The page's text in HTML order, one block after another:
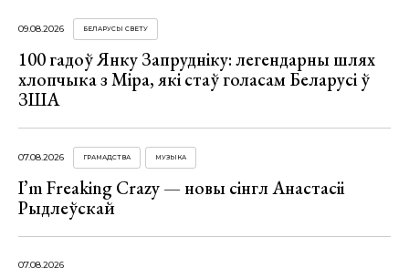
09.08.2026 БЕЛАРУСЫ СВЕТУ
100 гадоў Янку Запрудніку: легендарны шлях
хлопчыка з Міра, які стаў голасам Беларусі ў
ЗША
07.08.2026 ГРАМАДСТВА МУЗЫКА
I’m Freaking Crazy — новы сінгл Анастасіі
Рыдлеўскай
07.08.2026